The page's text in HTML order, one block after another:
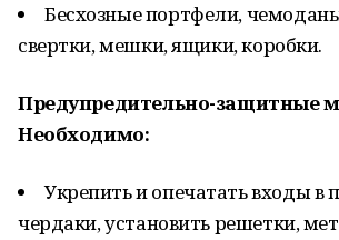
Бесхозные портфели,
свертки, мешки, ящики, коробки.
Предупредительно-защитные
Необходимо:
Укрепить и опечатать входы в
чердаки, установить решетки,